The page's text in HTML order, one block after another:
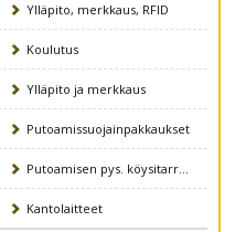
Ylläpito, merkkaus, RFID
Koulutus
Ylläpito ja merkkaus
Putoamissuojainpakkaukset
Putoamisen pys. köysitarraimet
Kantolaitteet